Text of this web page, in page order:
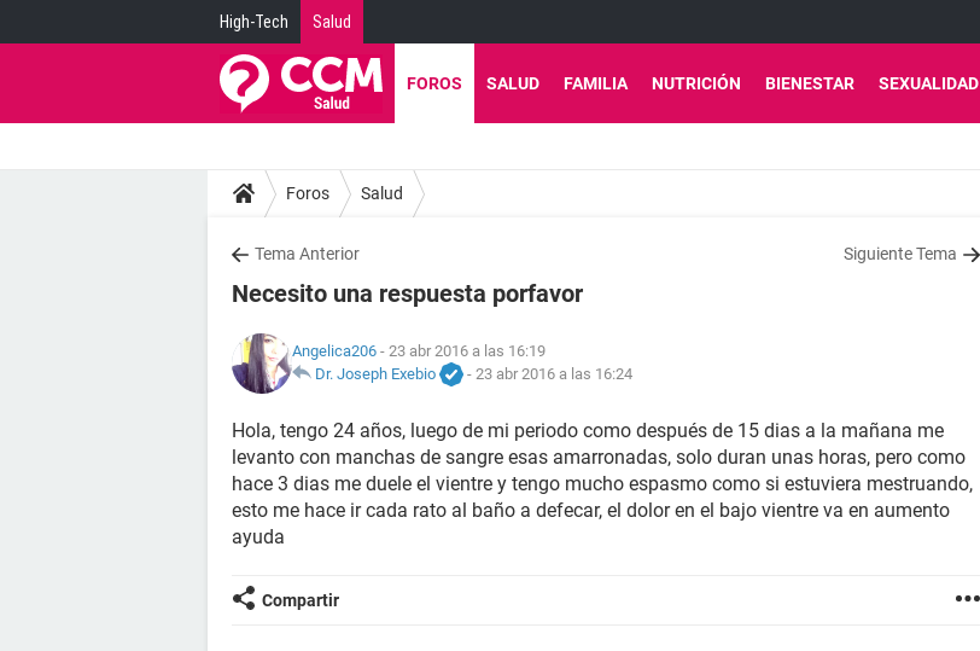
High-Tech Salud
FOROS SALUD FAMILIA NUTRICIÓN BIENESTAR SEXUALIDAD
Foros Salud
Tema Anterior Siguiente Tema
Necesito una respuesta porfavor
Angelica206 - 23 abr 2016 a las 16:19
Dr. Joseph Exebio
- 23 abr 2016 a las 16:24
Hola, tengo 24 años, luego de mi periodo como después de 15 dias a la mañana me
levanto con manchas de sangre esas amarronadas, solo duran unas horas, pero como
hace 3 dias me duele el vientre y tengo mucho espasmo como si estuviera mestruando,
esto me hace ir cada rato al baño a defecar, el dolor en el bajo vientre va en aumento
ayuda
Compartir